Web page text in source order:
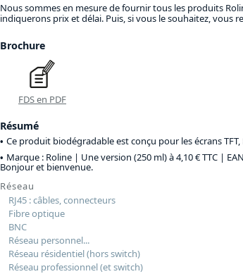
Nous sommes en mesure de fournir tous les produits
indiquerons prix et délai. Puis, si vous le souhaitez, vous
Brochure
FDS en PDF
Résumé
Ce produit biodégradable est conçu pour les écrans
Marque : Roline | Une version (250 ml) à 4,10 € TTC |
Bonjour et bienvenue.
Réseau
RJ45 : câbles, connecteurs
Fibre optique
BNC
Réseau personnel...
Réseau résidentiel (hors switch)
Réseau professionnel (et switch)